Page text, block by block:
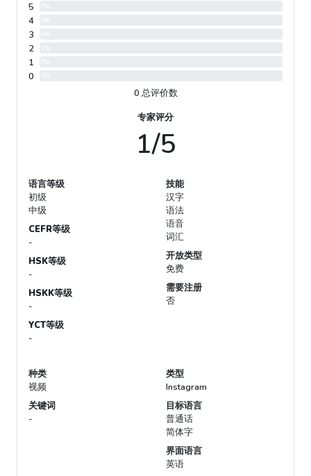
5
4
3
2
1
0
0 总评价数
专家评分
1/5
语言等级
初级
中级
CEFR等级
-
HSK等级
-
HSKK等级
-
YCT等级
-
技能
汉字
语法
语音
词汇
开放类型
免费
需要注册
否
种类
视频
关键词
-
类型
Instagram
目标语言
普通话
简体字
界面语言
英语